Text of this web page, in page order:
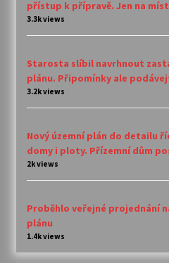
přístup k přípravě. Jen na
3.3k views
Starosta slíbil navrhnout
plánu. Připomínky ale
3.2k views
Nový územní plán do detailu
domy i ploty. Přízemní dům
2k views
Proběhlo veřejné projednání
plánu
1.4k views